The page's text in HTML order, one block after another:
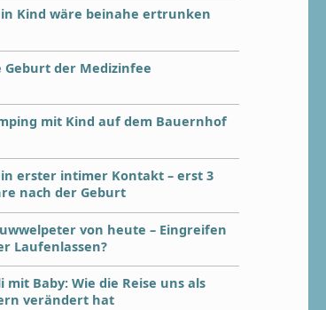
Kind wäre beinahe ertrunken
Geburt der Medizinfee
mit Kind auf dem Bauernhof
erster intimer Kontakt – erst 3
nach der Geburt
von heute – Eingreifen
Laufenlassen?
mit Baby: Wie die Reise uns als
verändert hat